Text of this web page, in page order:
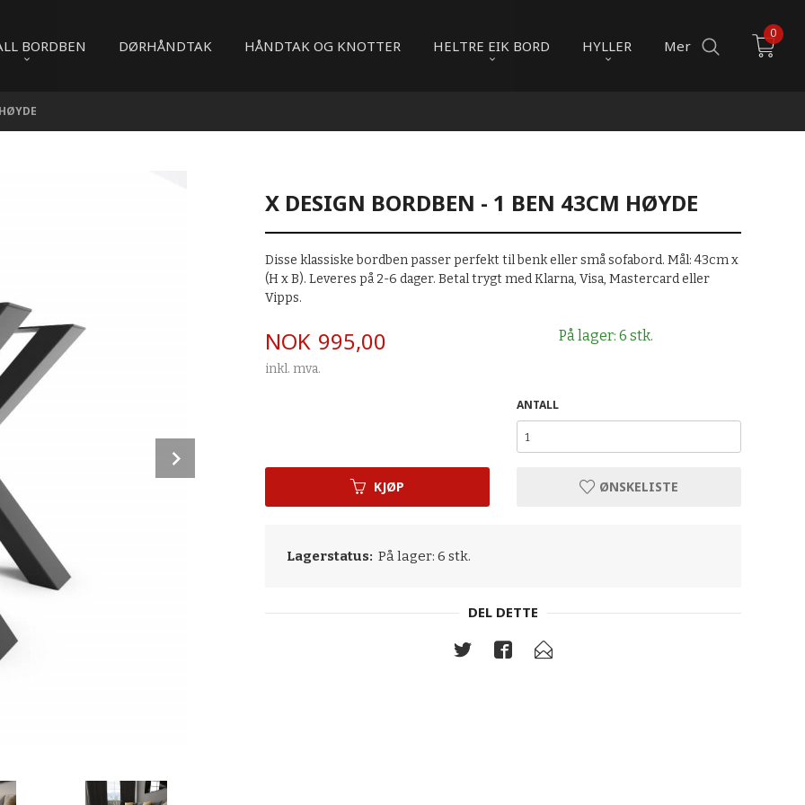
BORDBEN DØRHÅNDTAK HÅNDTAK OG KNOTTER HELTRE EIK BORD HYLLER Mer
0
X DESIGN BORDBEN - 1 BEN 43CM HØYDE
Disse klassiske bordben passer perfekt til benk eller små sofabord. Mål: 43cm x
(H x B). Leveres på 2-6 dager. Betal trygt med Klarna, Visa, Mastercard eller
Vipps.
Pris
NOK 995,00
inkl. mva.
På lager: 6 stk.
ANTALL
KJØP ØNSKELISTE
Lagerstatus: På lager: 6 stk.
DEL DETTE